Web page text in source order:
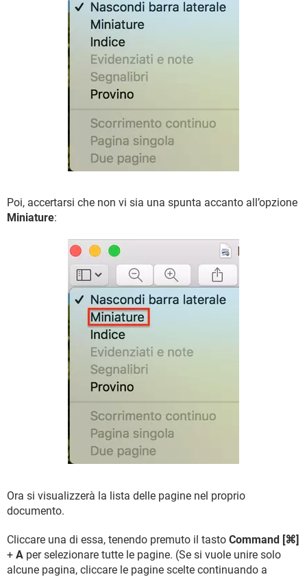
Poi, accertarsi che non vi sia una spunta accanto all’opzione
Miniature:
Ora si visualizzerà la lista delle pagine nel proprio
documento.
Cliccare una di essa, tenendo premuto il tasto Command [⌘]
+ A per selezionare tutte le pagine. (Se si vuole unire solo
alcune pagina, cliccare le pagine scelte continuando a